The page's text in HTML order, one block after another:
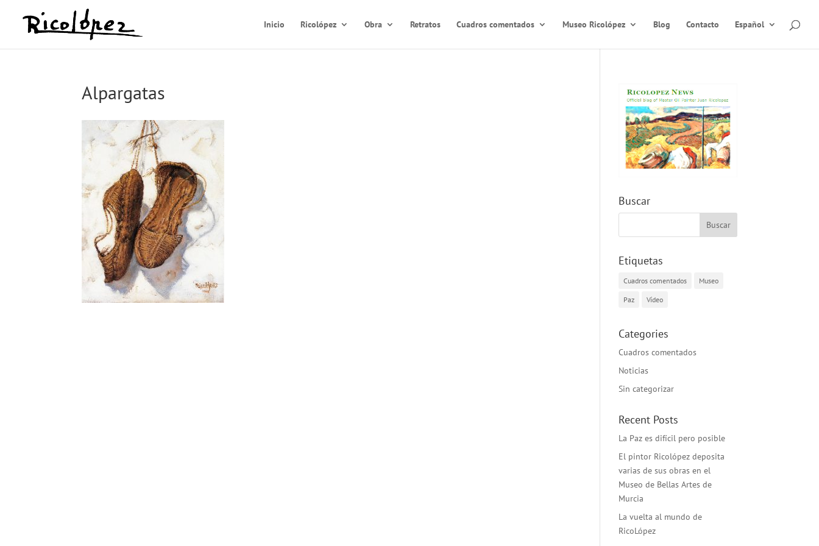
Inicio Ricolópez Obra Retratos Cuadros comentados Museo Ricolópez Blog Contacto Español
Alpargatas
Buscar
Etiquetas
Cuadros comentados Museo
Paz Vídeo
Categories
Cuadros comentados
Noticias
Sin categorizar
Recent Posts
La Paz es difícil pero posible
El pintor Ricolópez deposita
varias de sus obras en el
Museo de Bellas Artes de
Murcia
La vuelta al mundo de
RicoLópez